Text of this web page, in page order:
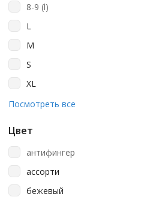
Jeta Safety
Manipula
Manipula Specialist
Merida
Mitra
Officeclean
8-9 (l)
L
M
S
XL
XXL
Посмотреть все
Цвет
антифингер
ассорти
бежевый